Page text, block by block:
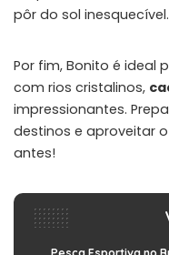
pôr do sol inesquecível.
Por fim, Bonito é ideal
com rios cristalinos,
impressionantes.
destinos e aproveitar
antes!